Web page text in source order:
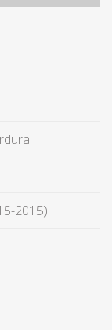
2015)